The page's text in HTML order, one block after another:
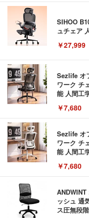
SIHOO
ュチェア
￥27,999
Sezlife オ
ワーク チ
能 人間工
ョン PC
務用 おし
￥7,680
Sezlife オ
ワーク チ
能 人間工
ョン PC
務用 おし
￥7,680
ANDWINT
ッシュ 通
ス圧無段